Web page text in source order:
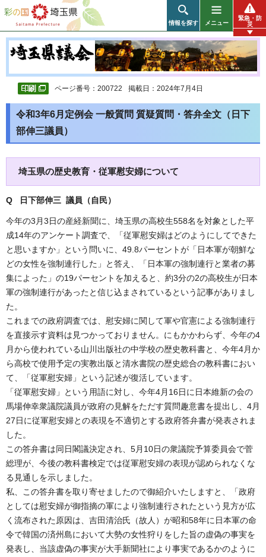
彩の国 埼玉県
情報を探す メニュー
緊急・防
災
ページ番号：200722 掲載日：2024年7月4日
令和3年6月定例会 一般質問 質疑質問・答弁全文（日下
部伸三議員）
埼玉県の歴史教育・従軍慰安婦について
Q 日下部伸三 議員（自民）
今年の3月3日の産経新聞に、埼玉県の高校生558名を対象とした平
成14年のアンケート調査で、「従軍慰安婦はどのようにしてできた
と思いますか」という問いに、49.8パーセントが「日本軍が朝鮮な
どの女性を強制連行した」と答え、「日本軍の強制連行と業者の募
集によった」の19パーセントを加えると、約3分の2の高校生が日本
軍の強制連行があったと信じ込まされているという記事がありまし
た。
これまでの政府調査では、慰安婦に関して軍や官憲による強制連行
を直接示す資料は見つかっておりません。にもかかわらず、今年の4
月から使われている山川出版社の中学校の歴史教科書と、今年4月か
ら高校で使用予定の実教出版と清水書院の歴史総合の教科書におい
て、「従軍慰安婦」という記述が復活しています。
「従軍慰安婦」という用語に対し、今年4月16日に日本維新の会の
馬場伸幸衆議院議員が政府の見解をただす質問趣意書を提出し、4月
27日に従軍慰安婦との表現を不適切とする政府答弁書が発表されま
した。
この答弁書は同日閣議決定され、5月10日の衆議院予算委員会で菅
総理が、今後の教科書検定では従軍慰安婦の表現が認められなくな
る見通しを示しました。
私、この答弁書を取り寄せましたので御紹介いたしますと、「政府
としては慰安婦が御指摘の軍により強制連行されたという見方が広
く流布された原因は、吉田清治氏（故人）が昭和58年に日本軍の命
令で韓国の済州島において大勢の女性狩りをした旨の虚偽の事実を
発表し、当該虚偽の事実が大手新聞社により事実であるかのように